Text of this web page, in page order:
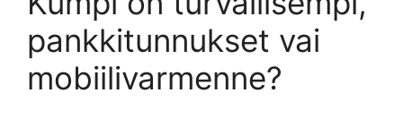
pankkitunnukset vai
mobiilivarmenne?